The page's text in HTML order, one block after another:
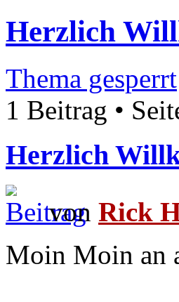
Herzlich
Thema gesperrt
1 Beitrag •
Herzlich
von Rick
Moin Moin an